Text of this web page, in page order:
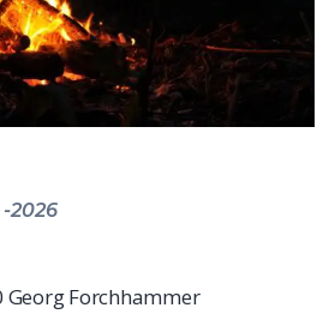
2026
Georg Forchhammer